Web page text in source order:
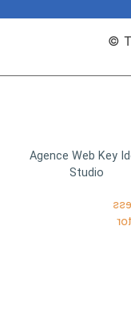
©
Agence Web Key
Studio